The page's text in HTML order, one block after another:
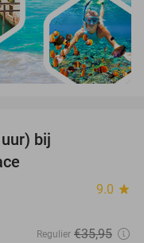
bij
9.0 star
Regulier €35,95